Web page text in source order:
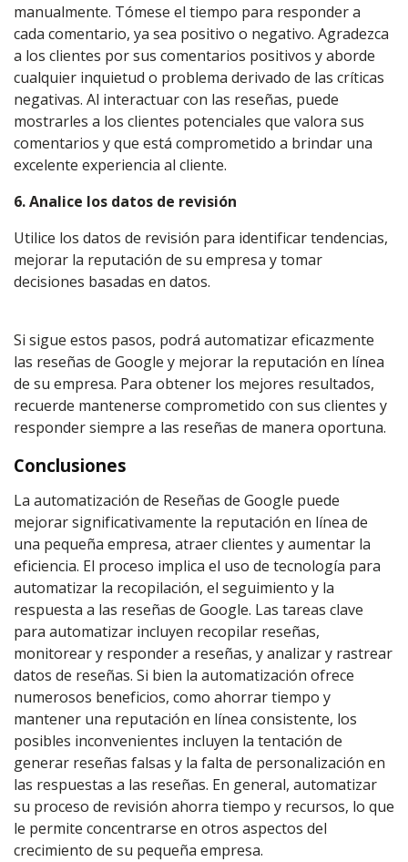
manualmente. Tómese el tiempo para responder a
cada comentario, ya sea positivo o negativo. Agradezca
a los clientes por sus comentarios positivos y aborde
cualquier inquietud o problema derivado de las críticas
negativas. Al interactuar con las reseñas, puede
mostrarles a los clientes potenciales que valora sus
comentarios y que está comprometido a brindar una
excelente experiencia al cliente.
6. Analice los datos de revisión
Utilice los datos de revisión para identificar tendencias,
mejorar la reputación de su empresa y tomar
decisiones basadas en datos.
Si sigue estos pasos, podrá automatizar eficazmente
las reseñas de Google y mejorar la reputación en línea
de su empresa. Para obtener los mejores resultados,
recuerde mantenerse comprometido con sus clientes y
responder siempre a las reseñas de manera oportuna.
Conclusiones
La automatización de Reseñas de Google puede
mejorar significativamente la reputación en línea de
una pequeña empresa, atraer clientes y aumentar la
eficiencia. El proceso implica el uso de tecnología para
automatizar la recopilación, el seguimiento y la
respuesta a las reseñas de Google. Las tareas clave
para automatizar incluyen recopilar reseñas,
monitorear y responder a reseñas, y analizar y rastrear
datos de reseñas. Si bien la automatización ofrece
numerosos beneficios, como ahorrar tiempo y
mantener una reputación en línea consistente, los
posibles inconvenientes incluyen la tentación de
generar reseñas falsas y la falta de personalización en
las respuestas a las reseñas. En general, automatizar
su proceso de revisión ahorra tiempo y recursos, lo que
le permite concentrarse en otros aspectos del
crecimiento de su pequeña empresa.